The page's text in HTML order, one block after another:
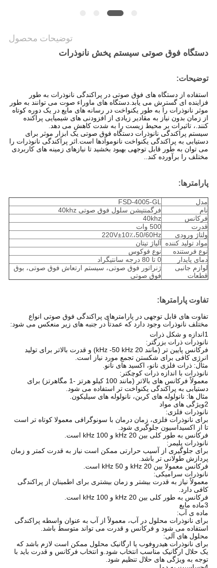
توضیحات محصول
دستگاه فوق صوتی سیستم پخش نانوذرات
توضیحات:
استفاده از دستگاه های فوق صوتی در پراکندگی نانوذرات به طور
فزاینده ای گسترش می یابد.دستگاه های ماوراء صوت می توانند به طور
موثر نانوذرات را به طور یکنواخت در رسانه های مایع در یک دوره کوتاه
از زمان بدون نیاز به مقادیر زیادی از افزودنی های شیمیایی پراکنده
کنند.، تاثیرات بر محیط زیست را به شدت کاهش می دهد.
سیستم پراکندگی نانوذرات دستگاه فوق صوتی یک ابزار موثر برای
دستیابی به پراکندگی یکنواخت نانوموادها است.اثر پراکندگی نانوذرات را
می توان به طور قابل توجهی بهبود بخشید تا نیازهای زمینه های کاربردی
مختلف را برآورده کند..
پارامترها:
مدل
FSD-4005-GL
نام
فرگمنتیشن سلول فوق صوتی 40khz
فرکانس
40khz
قدرت
500 وات
ولتاژ ورودی
220V±10٪،50/60Hz
مواد تولید کننده
آلیاژ تیتان
نوع فرستنده
نوع فوکوس
دمای پایدار
0 تا 80 درجه سانتیگراد
لوازم جانبی
قطعات
ژنراتور فوق صوتی، سیستم ارتعاش فوق صوتی، بوق
فوق صوتی
تفاوت پارامترها:
تفاوت های قابل توجهی در پارامترهای پراکندگی فوق صوتی انواع
مختلف نانوذرات وجود دارد که عمدتاً در جنبه های زیر منعکس می شود:
1اندازه و شکل ذرات
نانوذرات ذرات بزرگتر:
فرکانس پایین تر (مانند 20 kHz -50 kHz) و قدرت بالاتر برای تولید
انرژی کافی برای شکستن تجمع مورد نیاز است.
مثال: ذرات فلزی نانو، اکسید های نانو.
نانوذرات با اندازه ذرات کوچکتر:
معمولاً فرکانس های بالاتر (مانند 100 کیلو هرتز -1 مگاهرتز) برای
دستیابی به پراکندگی یکنواخت تر استفاده می شود.
مثال ها: نانولوله های کربن، نانولوله های سیلیکون.
2ویژگی های مواد
نانوذرات فلزی:
برای نانوذرات فلزی، زمان درمان با سونوگرافی معمولا کوتاه تر است
تا از اکسیداسیون جلوگیری شود.
فرکانس به طور کلی بین 20 kHz و 100 kHz است.
نانوذرات پلیمر:
برای جلوگیری از آسیب حرارتی ممکن است نیاز به قدرت کمتر و زمان
پردازش طولانی تر باشد.
فرکانس معمولا بین 20 kHz و 50 kHz است.
نانوذرات سرامیکی:
معمولاً نیاز به قدرت بیشتر و زمان بیشتری برای اطمینان از پراکندگی
کافی دارد.
فرکانس به طور کلی بین 20 kHz و 100 kHz است.
3ماده مایع
ماده ی آب:
برای نانوذرات محلول در آب، معمولاً از آب به عنوان واسطه پراکندگی
استفاده می شود و فرکانس و قدرت می تواند متوسط باشد.
محلول های آلی:
برای نانوذرات هیدروفوب یا ارگانیک محلول ممکن است لازم باشد که
یک حلال ارگانیک مناسب انتخاب شود.و انتخاب فرکانس و قدرت باید با
توجه به ویژگی های حلال تنظیم شود.